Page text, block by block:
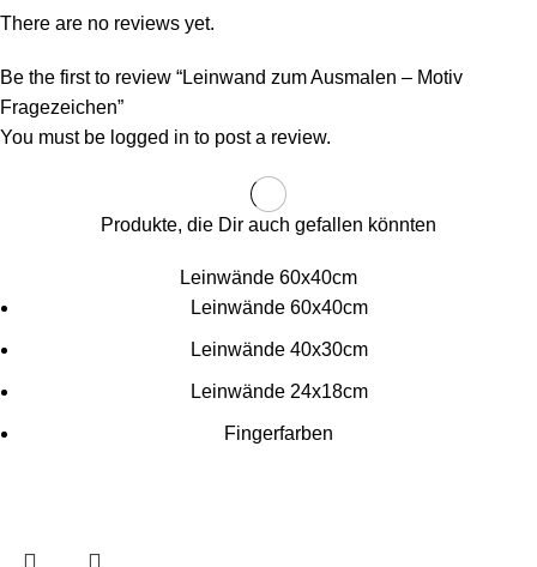
There are no reviews yet.
Be the first to review “Leinwand zum Ausmalen – Motiv
Fragezeichen”
You must be logged in to post a review.
Produkte, die Dir auch gefallen könnten
Leinwände 60x40cm
Leinwände 60x40cm
Leinwände 40x30cm
Leinwände 24x18cm
Fingerfarben